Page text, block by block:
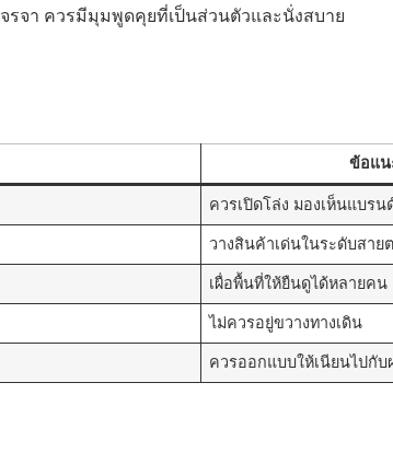
รจา ควรมีมุมพูดคุยที่เป็นส่วนตัวและนั่งสบาย
ข้อแน
ควรเปิดโล่ง มองเห็นแบรน
วางสินค้าเด่นในระดับสาย
เผื่อพื้นที่ให้ยืนดูได้หลายคน
ไม่ควรอยู่ขวางทางเดิน
ควรออกแบบให้เนียนไปกับ